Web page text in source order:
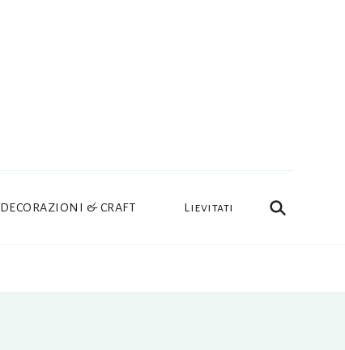
DECORAZIONI & CRAFT Lievitati